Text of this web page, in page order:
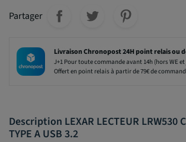
Partager
Livraison Chronopost 24H point relais ou
J+1 Pour toute commande avant 14h (hors WE
Offert en point relais à partir de 79€ de
Description LEXAR LECTEUR LRW530
TYPE A USB 3.2